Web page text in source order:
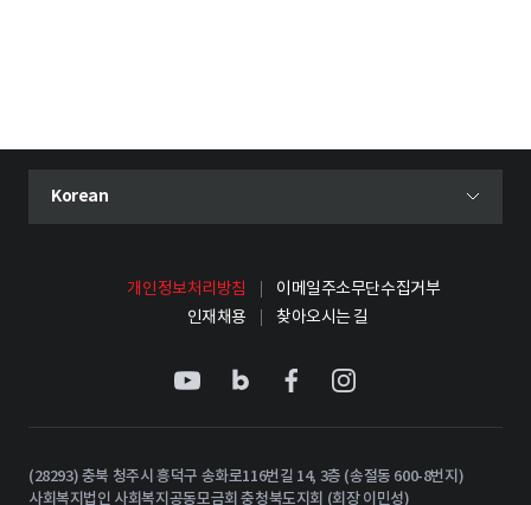
언어 선택 메뉴 열기
현재 선택된 언어
Korean
개인정보처리방침
이메일주소무단수집거부
인재채용
찾아오시는 길
(28293) 충북 청주시 흥덕구 송화로116번길 14, 3층 (송절동 600-8번지)
사회복지법인 사회복지공동모금회 충청북도지회 (회장 이민성)